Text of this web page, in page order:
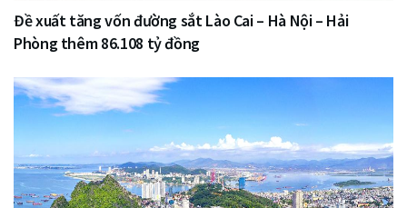
Đề xuất tăng vốn đường sắt Lào Cai – Hà Nội – Hải
Phòng thêm 86.108 tỷ đồng